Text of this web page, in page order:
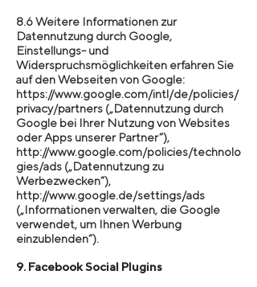
8.6 Weitere Informationen zur
Datennutzung durch Google,
Einstellungs- und
Widerspruchsmöglichkeiten erfahren Sie
auf den Webseiten von Google:
https://www.google.com/intl/de/policies/
privacy/partners („Datennutzung durch
Google bei Ihrer Nutzung von Websites
oder Apps unserer Partner“),
http://www.google.com/policies/technolo
gies/ads („Datennutzung zu
Werbezwecken“),
http://www.google.de/settings/ads
(„Informationen verwalten, die Google
verwendet, um Ihnen Werbung
einzublenden“).
9. Facebook Social Plugins